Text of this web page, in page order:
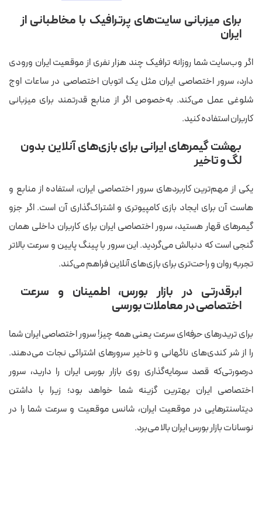
برای میزبانی سایت‌های پرترافیک با مخاطبانی از
ایران
اگر وب‌سایت شما روزانه ترافیک چند هزار نفری از موقعیت ایران ورودی
دارد، سرور اختصاصی ایران مثل یک اتوبان اختصاصی در ساعات اوج
شلوغی عمل می‌کند. به‌خصوص اگر از منابع قدرتمند برای میزبانی
کاربران استفاده کنید.
بهشت گیمرهای ایرانی برای بازی‌های آنلاین بدون
لگ و تاخیر
یکی از مهم‌ترین کاربردهای سرور اختصاصی ایران، استفاده از منابع و
هاست آن برای ایجاد بازی کامپیوتری و اشتراک‌گذاری آن است. اگر جزو
گیمرهای قهار هستید، سرور اختصاصی ایران برای کاربران داخلی همان
گنجی است که دنبالش می‌گردید. این سرور با پینگ پایین و سرعت بالاتر
تجربه روان و راحت‌تری برای بازی‌های آنلاین فراهم می‌کند.
ابرقدرتی در بازار بورس، اطمینان و سرعت
اختصاصی در معاملات بورسی
برای تریدرهای حرفه‌ای سرعت یعنی همه چیز! سرور اختصاصی ایران شما
را از شر کندی‌های ناگهانی و تاخیر سرورهای اشتراکی نجات می‌دهند.
درصورتی‌که قصد سرمایه‌گذاری روی بازار بورس ایران را دارید، سرور
اختصاصی ایران بهترین گزینه شما خواهد بود؛ زیرا با داشتن
دیتاسنترهایی در موقعیت ایران، شانس موقعیت و سرعت شما را در
نوسانات بازار بورس ایران بالا می‌برد.